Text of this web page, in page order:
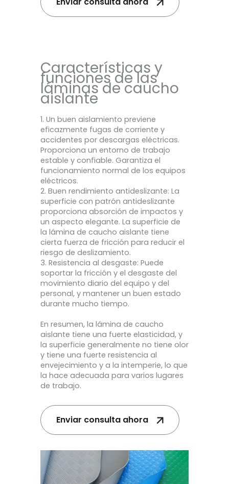
Características y
funciones de las
láminas de caucho
aislante
1. Un buen aislamiento previene
eficazmente fugas de corriente y
accidentes por descargas eléctricas.
Proporciona un entorno de trabajo
estable y confiable. Garantiza el
funcionamiento normal de los equipos
eléctricos.
2. Buen rendimiento antideslizante: La
superficie con patrón antideslizante
proporciona absorción de impactos y
un aspecto elegante. La superficie de
la lámina de caucho aislante tiene
cierta fuerza de fricción para reducir el
riesgo de deslizamiento.
3. Resistencia al desgaste: Puede
soportar la fricción y el desgaste del
movimiento diario del equipo y del
personal, y mantener un buen estado
durante mucho tiempo.
En resumen, la lámina de caucho
aislante tiene una fuerte elasticidad, y
la superficie generalmente no tiene olor
y tiene una fuerte resistencia al
envejecimiento y a la intemperie, lo que
la hace adecuada para varios lugares
de trabajo.
Enviar consulta ahora